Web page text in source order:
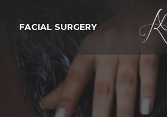
FACIAL SURGERY